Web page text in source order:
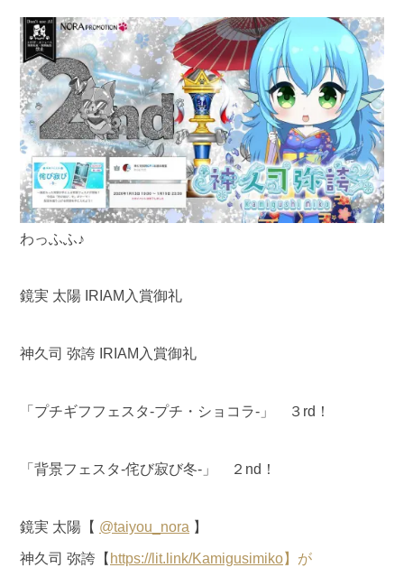
わっふふ♪
鏡実 太陽 IRIAM入賞御礼
神久司 弥誇 IRIAM入賞御礼
「プチギフフェスタ-プチ・ショコラ-」 ３rd！
「背景フェスタ-侘び寂び冬-」 ２nd！
鏡実 太陽【 @taiyou_nora 】
神久司 弥誇【 https://lit.link/Kamigusimiko】が